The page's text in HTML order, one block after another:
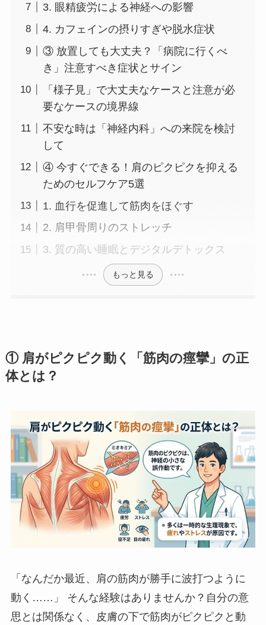
3. 眼精疲労による神経への影響
4. カフェインの摂りすぎや脱水症状
③ 放置しても大丈夫？「病院に行くべ
き」注意すべき症状とサイン
「様子見」で大丈夫なケースと注意が必
要なケースの境界線
不安な時は「神経内科」への来院を検討
して
④ 今すぐできる！肩のピクピクを抑える
ためのセルフケア5選
1. 血行を促進して筋肉をほぐす
2. 肩甲骨周りのストレッチ
3. 質の高い睡眠とデジタルデトックス
もっと見る
① 肩がピクピク動く「筋肉の痙攣」の正
体とは？
「なんだか最近、肩の筋肉が勝手に波打つように
動く……」 そんな経験はありませんか？自分の意
思とは関係なく、皮膚の下で筋肉がピクピクと動